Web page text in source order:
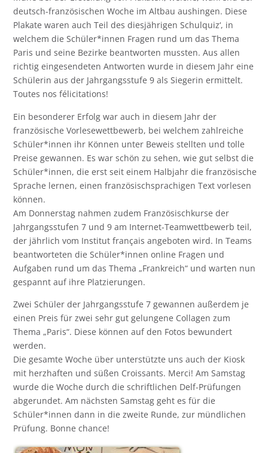
deutsch-französischen Woche im Altbau aushingen. Diese
Plakate waren auch Teil des diesjährigen Schulquiz‘, in
welchem die Schüler*innen Fragen rund um das Thema
Paris und seine Bezirke beantworten mussten. Aus allen
richtig eingesendeten Antworten wurde in diesem Jahr eine
Schülerin aus der Jahrgangsstufe 9 als Siegerin ermittelt.
Toutes nos félicitations!
Ein besonderer Erfolg war auch in diesem Jahr der
französische Vorlesewettbewerb, bei welchem zahlreiche
Schüler*innen ihr Können unter Beweis stellten und tolle
Preise gewannen. Es war schön zu sehen, wie gut selbst die
Schüler*innen, die erst seit einem Halbjahr die französische
Sprache lernen, einen französischsprachigen Text vorlesen
können.
Am Donnerstag nahmen zudem Französischkurse der
Jahrgangsstufen 7 und 9 am Internet-Teamwettbewerb teil,
der jährlich vom Institut français angeboten wird. In Teams
beantworteten die Schüler*innen online Fragen und
Aufgaben rund um das Thema „Frankreich“ und warten nun
gespannt auf ihre Platzierungen.
Zwei Schüler der Jahrgangsstufe 7 gewannen außerdem je
einen Preis für zwei sehr gut gelungene Collagen zum
Thema „Paris“. Diese können auf den Fotos bewundert
werden.
Die gesamte Woche über unterstützte uns auch der Kiosk
mit herzhaften und süßen Croissants. Merci! Am Samstag
wurde die Woche durch die schriftlichen Delf-Prüfungen
abgerundet. Am nächsten Samstag geht es für die
Schüler*innen dann in die zweite Runde, zur mündlichen
Prüfung. Bonne chance!